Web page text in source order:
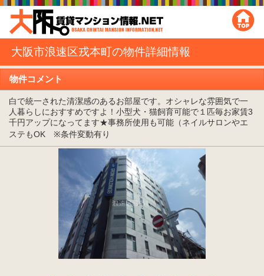
大阪市浪速区戎本町の物件詳細情報
物件コメント
白で統一された清潔感のあるお部屋です。オシャレな雰囲気で一
人暮らしにおすすめですよ！小型犬・猫飼育可能で１匹毎お家賃3
千円アップになってます★事務所使用も可能（ネイルサロンやエ
ステもOK ※条件変動有り